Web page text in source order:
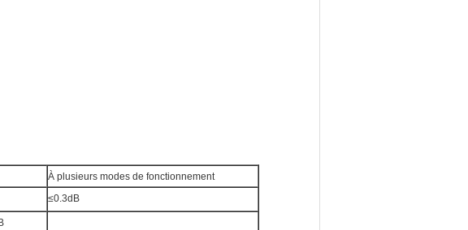
À plusieurs modes de fonctionnement
≤0.3dB